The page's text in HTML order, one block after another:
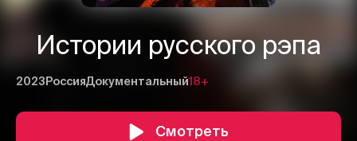
Истории русского рэпа
2023 РоссияДокументальный18+
Смотреть